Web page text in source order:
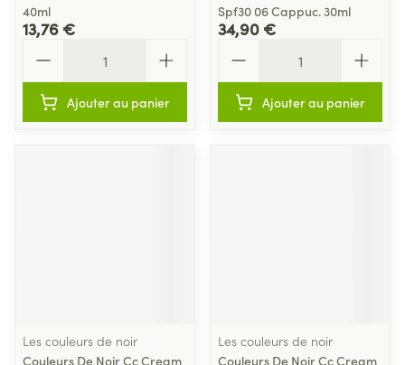
40ml
13,76 €
Ajouter au panier
Spf30 06 Cappuc. 30ml
34,90 €
Ajouter au panier
Les couleurs de noir
Couleurs De Noir Cc Cream
Les couleurs de noir
Couleurs De Noir Cc Cream